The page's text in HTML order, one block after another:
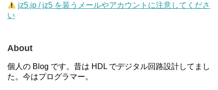
jz5.jp / jz5 を装うメールやアカウントに注意してくださ
い
About
個人の Blog です。昔は HDL でデジタル回路設計してまし
た。今はプログラマー。